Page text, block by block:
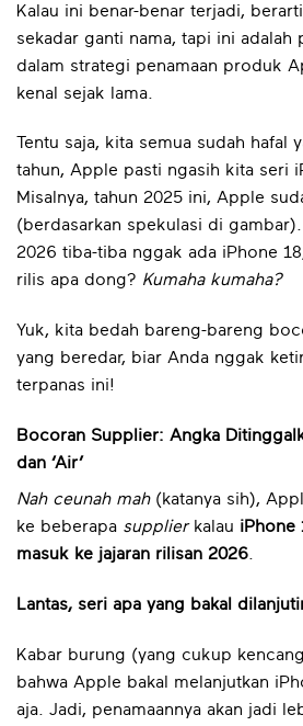
Kalau ini benar-benar terjadi,
sekadar ganti nama, tapi ini adalah
dalam strategi penamaan produk
kenal sejak lama.
Tentu saja, kita semua sudah hafal
tahun, Apple pasti ngasih kita seri
Misalnya, tahun 2025 ini, Apple
(berdasarkan spekulasi di gambar).
2026 tiba-tiba nggak ada iPhone
rilis apa dong? Kumaha kumaha?
Yuk, kita bedah bareng-bareng
yang beredar, biar Anda nggak
terpanas ini!
Bocoran Supplier: Angka
dan ‘Air’
Nah ceunah mah(katanya sih),
ke beberapa supplierkalau iPhone
masuk ke jajaran rilisan 2026
Lantas, seri apa yang bakal
Kabar burung (yang cukup
bahwa Apple bakal melanjutkan
aja. Jadi, penamaannya akan jadi